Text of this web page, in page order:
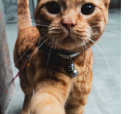
met
katten
katten gespecialiseerde dierenarts
binnenmand (pluche)
te openen